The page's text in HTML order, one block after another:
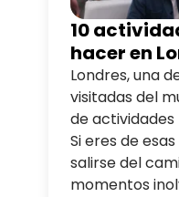
10
hacer en
Londres, una
visitadas del
de actividades
Si eres de
salirse del
momentos